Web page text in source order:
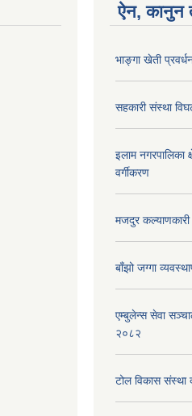
ऐन, कानुन
भाङ्गा खेती
सहकारी संस्था
इलाम नगरपालिका
वर्गीकरण
मजदुर
बाँझो जग्गा
एम्बुलेन्स सेवा
२०८२
टोल विकास संस्था